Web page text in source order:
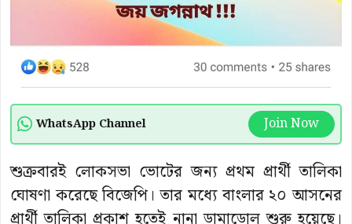
WhatsApp Channel Join Now
শুক্রবারই লোকসভা ভোটের জন্য প্রথম প্রার্থী তালিকা
ঘোষণা করেছে বিজেপি। তার মধ্যে বাংলার ২০ আসনের